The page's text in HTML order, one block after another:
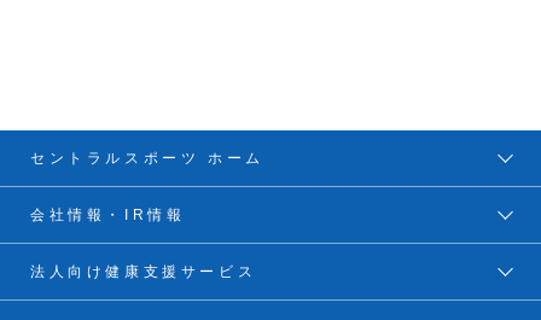
セントラルスポーツ ホーム
会社情報・IR情報
法人向け健康支援サービス